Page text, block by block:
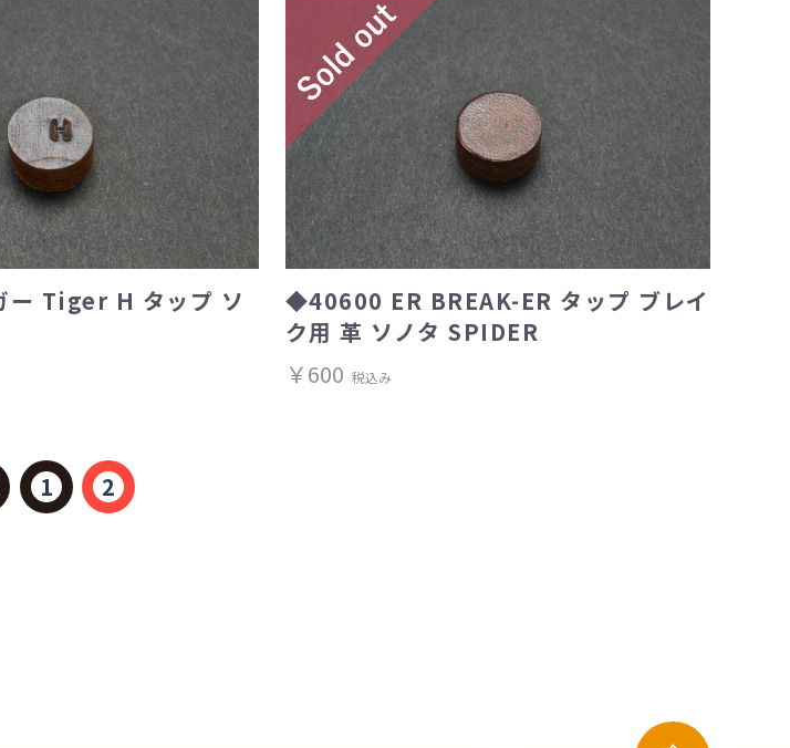
Tiger H タップ ソ
◆40600 ER BREAK-ER タップ ブレイ
ク用 革 ソノタ SPIDER
￥600 税込み
1 2